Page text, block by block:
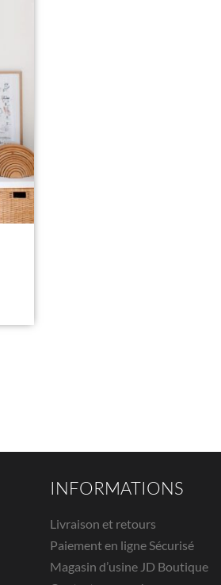
INFORMATIONS
Livraison et retours
Paiement en ligne Sécurisé
Magasin d’usine JD Boutique